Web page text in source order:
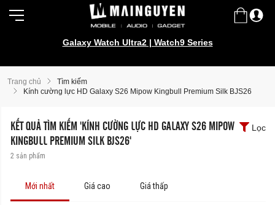
Galaxy Watch Ultra2 | Watch9 Series
Trang chủ
Tìm kiếm
Kính cường lực HD Galaxy S26 Mipow Kingbull Premium Silk BJS26
KẾT QUẢ TÌM KIẾM 'KÍNH CƯỜNG LỰC HD GALAXY S26 MIPOW
KINGBULL PREMIUM SILK BJS26'
2 sản phẩm
Lọc
Mới nhất Giá cao Giá thấp